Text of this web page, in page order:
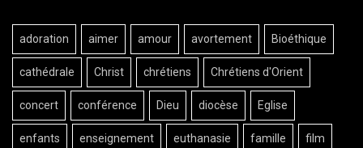
adoration aimer amour avortement Bioéthique
cathédrale Christ chrétiens Chrétiens d'Orient
concert conférence Dieu diocèse Eglise
enfants enseignement euthanasie famille film